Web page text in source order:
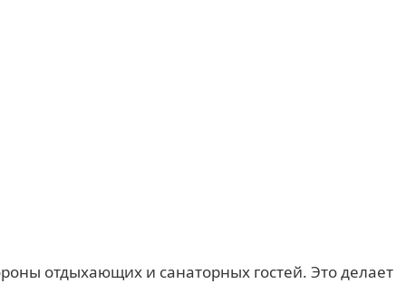
отдыхающих и санаторных гостей. Это делает